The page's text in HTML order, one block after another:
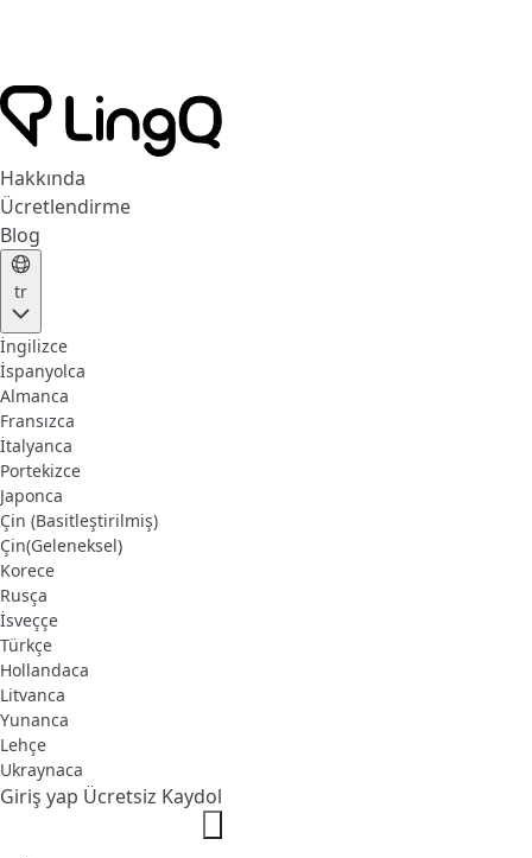
Hakkında
Ücretlendirme
Blog
tr
İngilizce
İspanyolca
Almanca
Fransızca
İtalyanca
Portekizce
Japonca
Çin (Basitleştirilmiş)
Çin(Geleneksel)
Korece
Rusça
İsveççe
Türkçe
Hollandaca
Litvanca
Yunanca
Lehçe
Ukraynaca
Giriş yap Ücretsiz Kaydol